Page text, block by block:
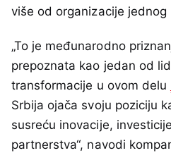
više od organizacije jednog
„To je međunarodno
prepoznata kao jedan od
transformacije u ovom delu
Srbija ojača svoju poziciju
susreću inovacije,
partnerstva“, navodi